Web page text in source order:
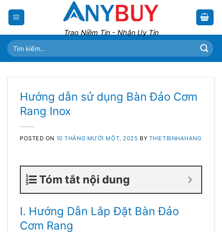
Trao Niềm Tin - Nhận Uy Tín
Tìm
kiếm:
Hướng dẫn sử dụng Bàn Đảo Cơm
Rang Inox
POSTED ON 10 THÁNG MƯỜI MỘT, 2025 BY THIETBINHAHANG
Tóm tắt nội dung
I. Hướng Dẫn Lắp Đặt Bàn Đảo
Cơm Rang